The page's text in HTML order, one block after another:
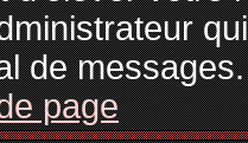
de messages.
page